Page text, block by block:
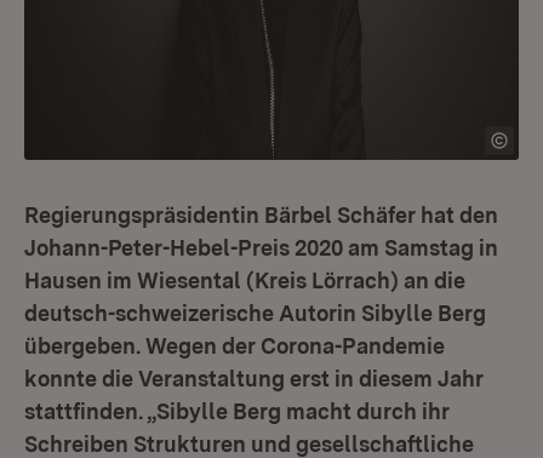
Regierungspräsidentin Bärbel Schäfer hat den
Johann-Peter-Hebel-Preis 2020 am Samstag in
Hausen im Wiesental (Kreis Lörrach) an die
deutsch-schweizerische Autorin Sibylle Berg
übergeben. Wegen der Corona-Pandemie
konnte die Veranstaltung erst in diesem Jahr
stattfinden. „Sibylle Berg macht durch ihr
Schreiben Strukturen und gesellschaftliche